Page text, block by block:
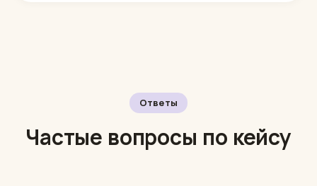
Ответы
Частые вопросы по кейсу